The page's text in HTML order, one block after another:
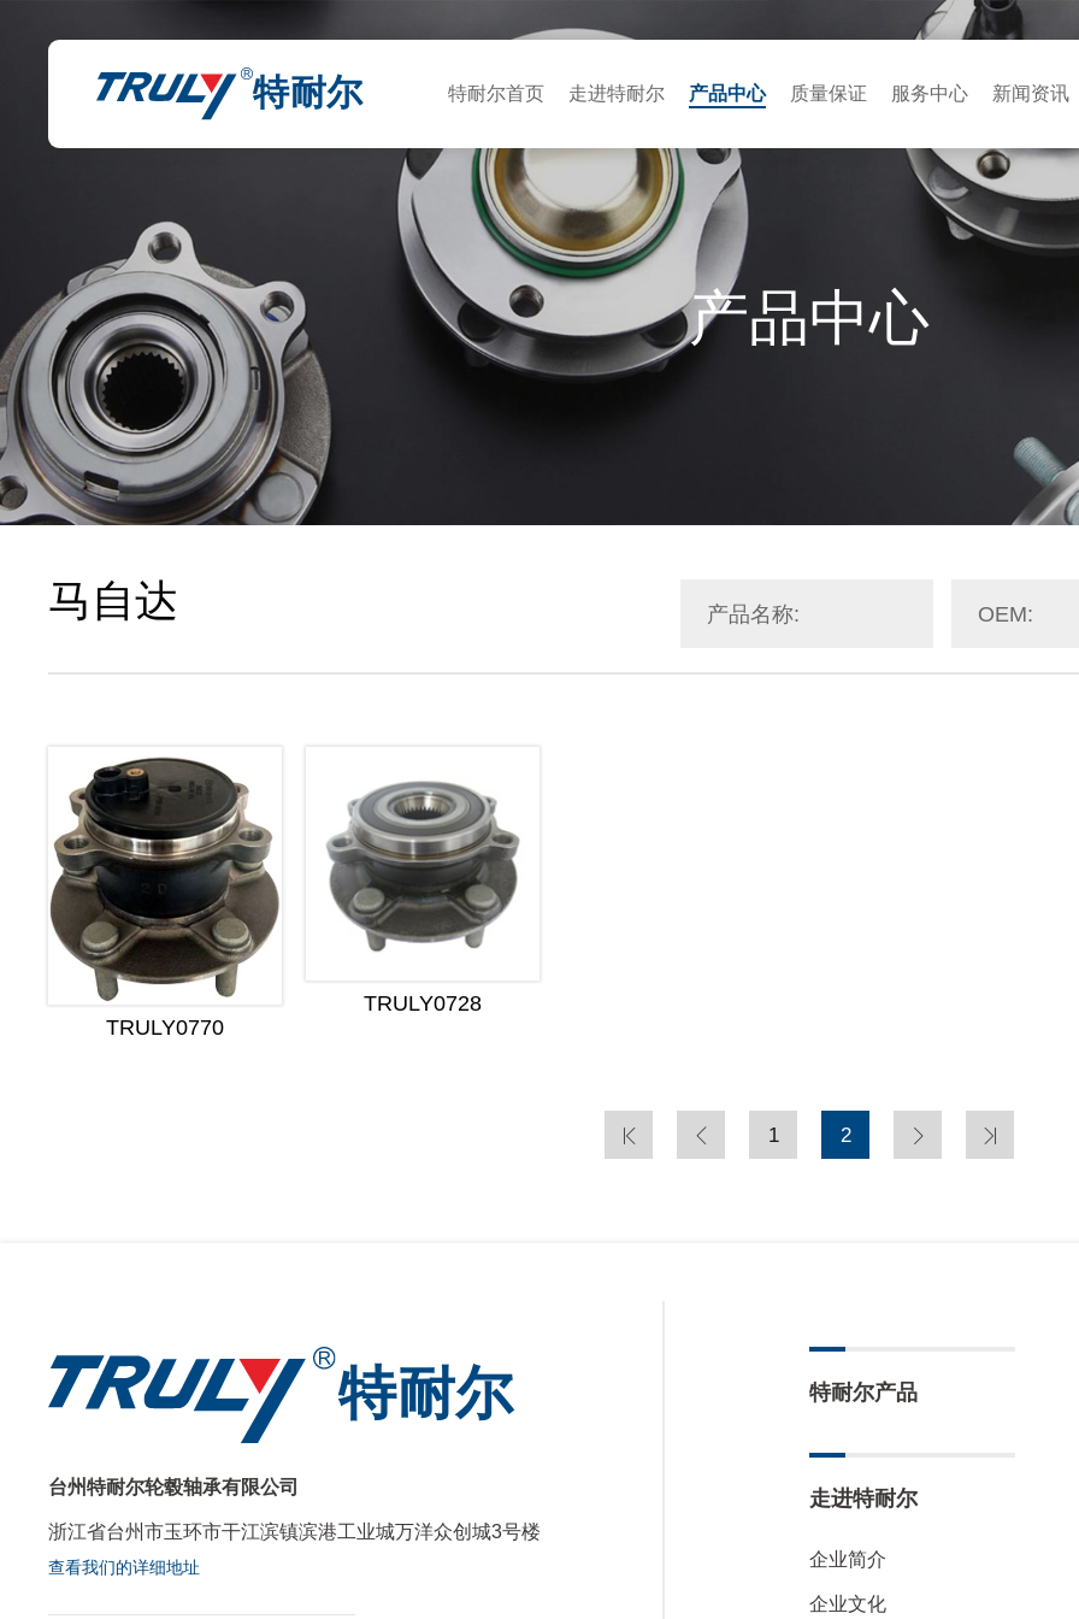
特耐尔 特耐尔首页 走进特耐尔 产品中心 质量保证 服务中心 新闻资讯
产品中心
马自达 产品名称: OEM:
TRULY0770
TRULY0728
1 2
特耐尔
台州特耐尔轮毂轴承有限公司
浙江省台州市玉环市干江滨镇滨港工业城万洋众创城3号楼
查看我们的详细地址
特耐尔产品
走进特耐尔
企业简介
企业文化